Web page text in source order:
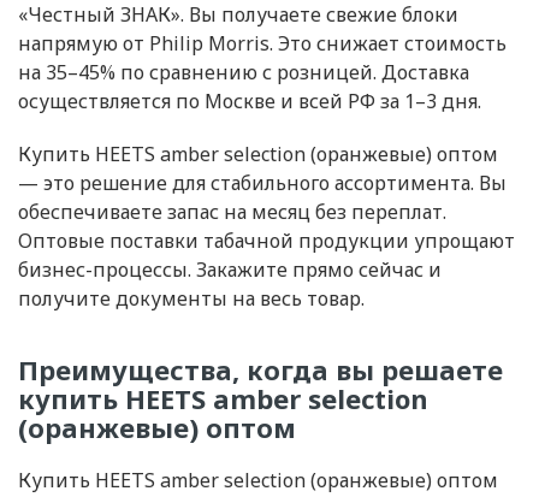
«Честный ЗНАК». Вы получаете свежие блоки
напрямую от Philip Morris. Это снижает стоимость
на 35–45% по сравнению с розницей. Доставка
осуществляется по Москве и всей РФ за 1–3 дня.
Купить HEETS amber selection (оранжевые) оптом
— это решение для стабильного ассортимента. Вы
обеспечиваете запас на месяц без переплат.
Оптовые поставки табачной продукции упрощают
бизнес-процессы. Закажите прямо сейчас и
получите документы на весь товар.
Преимущества, когда вы решаете
купить HEETS amber selection
(оранжевые) оптом
Купить HEETS amber selection (оранжевые) оптом